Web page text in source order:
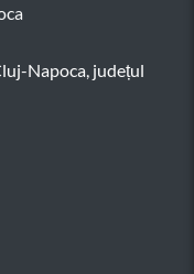
Napoca, județul